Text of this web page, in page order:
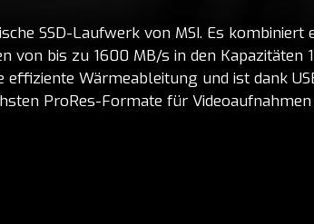
SSD-Laufwerk von MSI. Es
von bis zu 1600 MB/s in den Kapazitäten
Wärmeableitung und ist dank
ProRes-Formate für